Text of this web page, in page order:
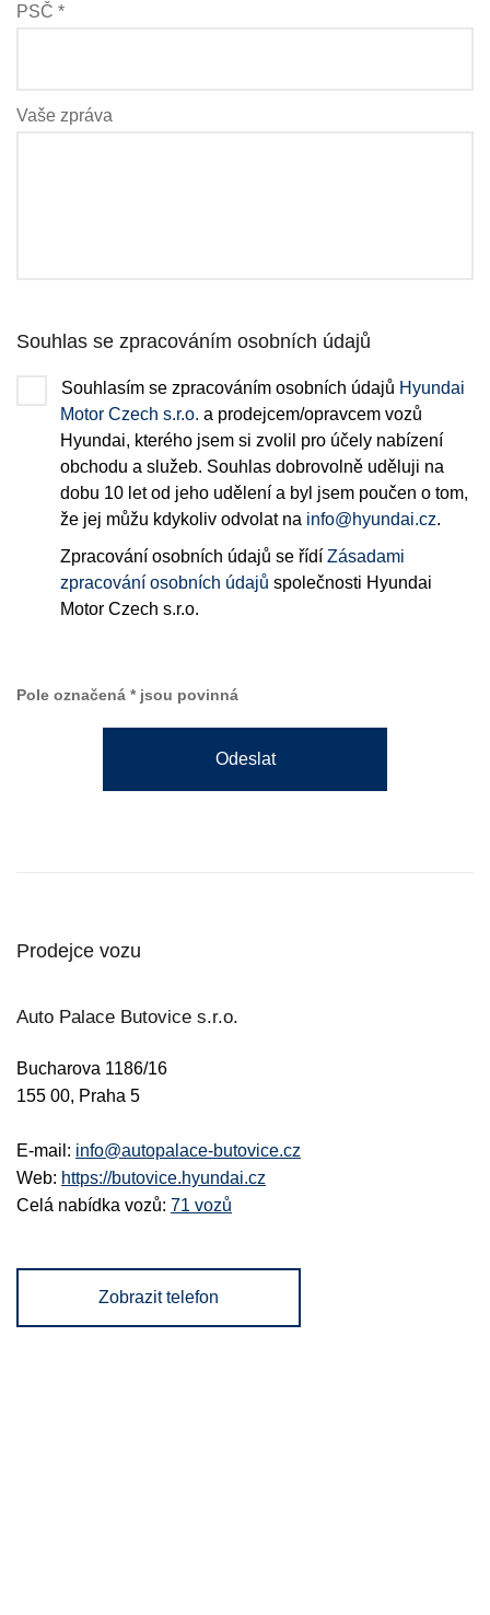
PSČ *
Vaše zpráva
Souhlas se zpracováním osobních údajů
Souhlasím se zpracováním osobních údajů Hyundai
Motor Czech s.r.o. a prodejcem/opravcem vozů
Hyundai, kterého jsem si zvolil pro účely nabízení
obchodu a služeb. Souhlas dobrovolně uděluji na
dobu 10 let od jeho udělení a byl jsem poučen o tom,
že jej můžu kdykoliv odvolat na info@hyundai.cz.
Zpracování osobních údajů se řídí Zásadami
zpracování osobních údajů společnosti Hyundai
Motor Czech s.r.o.
Pole označená * jsou povinná
Odeslat
Prodejce vozu
Auto Palace Butovice s.r.o.
Bucharova 1186/16
155 00, Praha 5
E-mail: info@autopalace-butovice.cz
Web: https://butovice.hyundai.cz
Celá nabídka vozů: 71 vozů
Zobrazit telefon